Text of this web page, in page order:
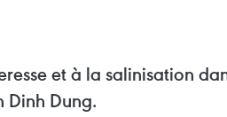
et à la salinisation
Dinh Dung.